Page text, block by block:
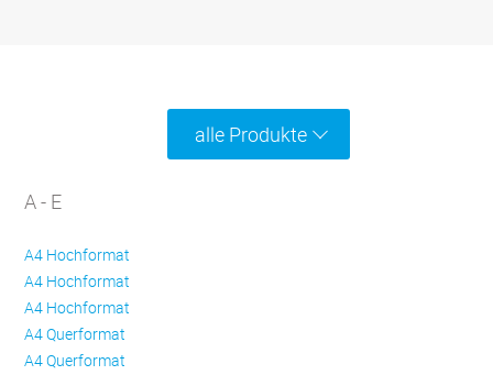
alle Produkte
A - E
A4 Hochformat
A4 Hochformat
A4 Hochformat
A4 Querformat
A4 Querformat